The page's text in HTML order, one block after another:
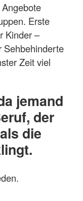
Erste
Kinder –
Sehbehinderte
Zeit viel
jemand
der
die